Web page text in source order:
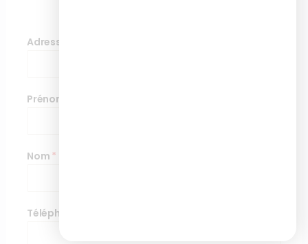
Adresse de messagerie
Prénom
Nom *
Téléphone